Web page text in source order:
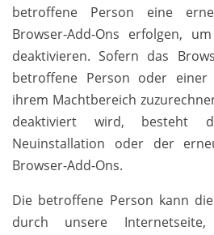
betroffene Person eine
Browser-Add-Ons erfolgen,
deaktivieren. Sofern das
betroffene Person oder einer
ihrem Machtbereich
deaktiviert wird, besteht
Neuinstallation oder der
Browser-Add-Ons.
Die betroffene Person kann
durch unsere